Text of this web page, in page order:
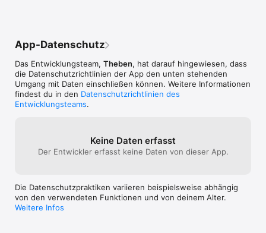
App-Datenschutz
Das Entwicklungsteam, Theben, hat darauf hingewiesen, dass
die Datenschutz­richtlinien der App den unten stehenden
Umgang mit Daten einschließen können. Weitere Informationen
findest du in den Datenschutzrichtlinien des
Entwicklungsteams.
Keine Daten erfasst
Der Entwickler erfasst keine Daten von dieser App.
Die Datenschutzpraktiken variieren beispielsweise abhängig
von den verwendeten Funktionen und von deinem Alter.
Weitere Infos